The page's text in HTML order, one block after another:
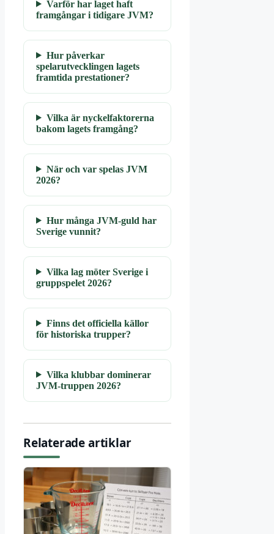
Varför har laget haft
framgångar i tidigare JVM?
Hur påverkar
spelarutvecklingen lagets
framtida prestationer?
Vilka är nyckelfaktorerna
bakom lagets framgång?
När och var spelas JVM
2026?
Hur många JVM-guld har
Sverige vunnit?
Vilka lag möter Sverige i
gruppspelet 2026?
Finns det officiella källor
för historiska trupper?
Vilka klubbar dominerar
JVM-truppen 2026?
Relaterade artiklar